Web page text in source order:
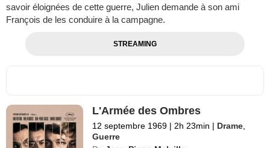
savoir éloignées de cette guerre, Julien demande à son ami
François de les conduire à la campagne.
STREAMING
L'Armée des Ombres
12 septembre 1969 | 2h 23min | Drame
Guerre